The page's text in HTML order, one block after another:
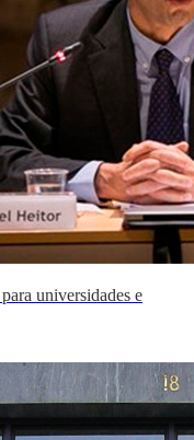
universidades e